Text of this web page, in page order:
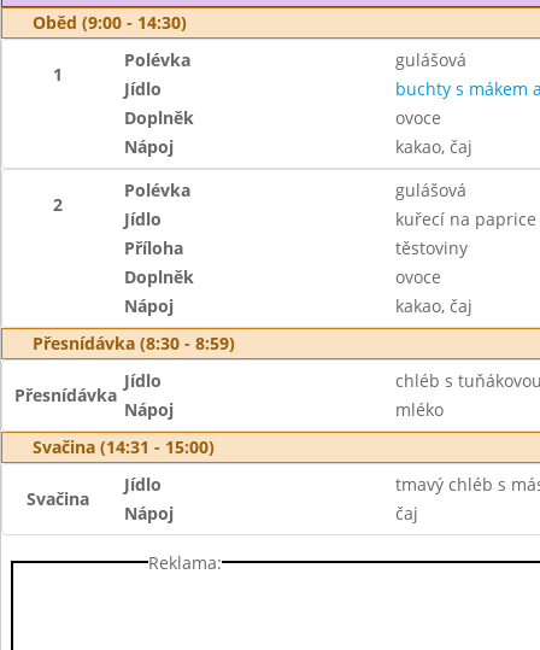
Oběd (9:00 - 14:30)
1
Polévka
gulášová
Jídlo
buchty s mákem
Doplněk
ovoce
Nápoj
kakao, čaj
2
Polévka
gulášová
Jídlo
kuřecí na paprice
Příloha
těstoviny
Doplněk
ovoce
Nápoj
kakao, čaj
Přesnídávka (8:30 - 8:59)
Přesnídávka
Jídlo
chléb s
Nápoj
mléko
Svačina (14:31 - 15:00)
Svačina
Jídlo
tmavý chléb s
Nápoj
čaj
Reklama: